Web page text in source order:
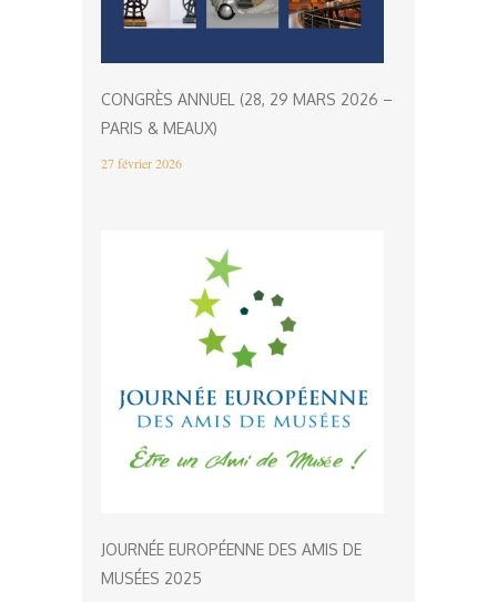
CONGRÈS ANNUEL (28, 29 MARS 2026 –
PARIS & MEAUX)
27 février 2026
JOURNÉE EUROPÉENNE DES AMIS DE
MUSÉES 2025